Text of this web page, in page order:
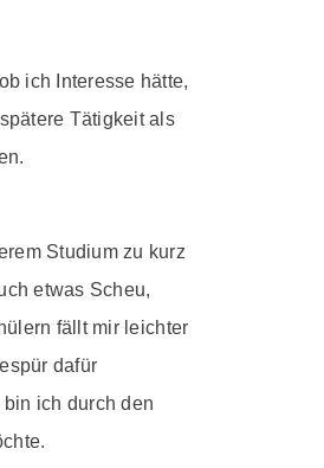
ich Interesse hätte,
Tätigkeit als
Studium zu kurz
etwas Scheu,
fällt mir leichter
dafür
ich durch den